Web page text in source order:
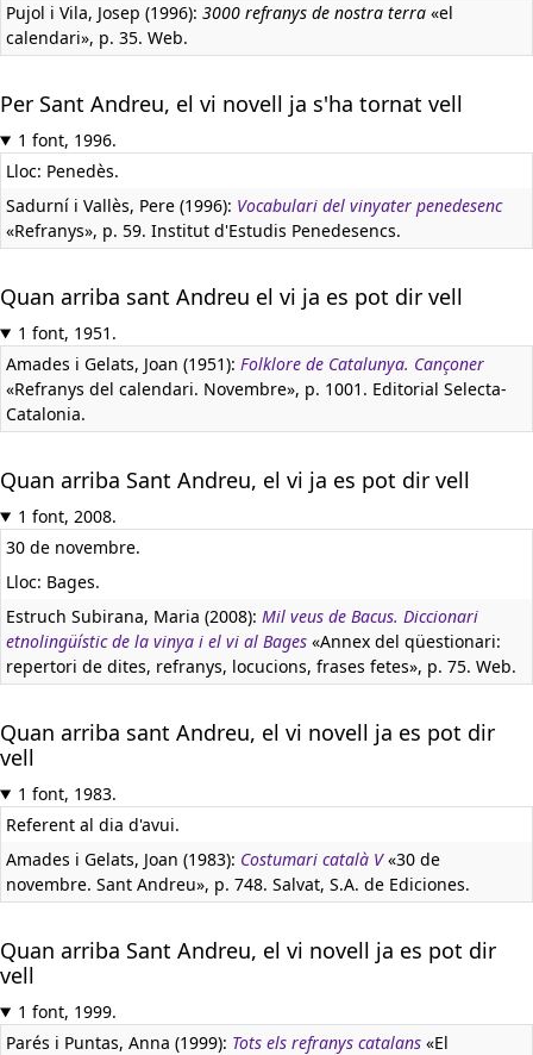
Pujol i Vila, Josep (1996): 3000 refranys de nostra terra «el
calendari», p. 35. Web.
Per Sant Andreu, el vi novell ja s'ha tornat vell
1 font, 1996.
Lloc: Penedès.
Sadurní i Vallès, Pere (1996): Vocabulari del vinyater penedesenc
«Refranys», p. 59. Institut d'Estudis Penedesencs.
Quan arriba sant Andreu el vi ja es pot dir vell
1 font, 1951.
Amades i Gelats, Joan (1951): Folklore de Catalunya. Cançoner
«Refranys del calendari. Novembre», p. 1001. Editorial Selecta-
Catalonia.
Quan arriba Sant Andreu, el vi ja es pot dir vell
1 font, 2008.
30 de novembre.
Lloc: Bages.
Estruch Subirana, Maria (2008): Mil veus de Bacus. Diccionari
etnolingüístic de la vinya i el vi al Bages «Annex del qüestionari:
repertori de dites, refranys, locucions, frases fetes», p. 75. Web.
Quan arriba sant Andreu, el vi novell ja es pot dir
vell
1 font, 1983.
Referent al dia d'avui.
Amades i Gelats, Joan (1983): Costumari català V«30 de
novembre. Sant Andreu», p. 748. Salvat, S.A. de Ediciones.
Quan arriba Sant Andreu, el vi novell ja es pot dir
vell
1 font, 1999.
Parés i Puntas, Anna (1999): Tots els refranys catalans «El